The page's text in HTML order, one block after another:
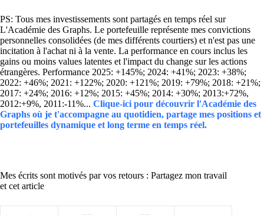
PS: Tous mes investissements sont partagés en temps réel sur
L'Académie des Graphs. Le portefeuille représente mes convictions
personnelles consolidées (de mes différents courtiers) et n'est pas une
incitation à l'achat ni à la vente. La performance en cours inclus les
gains ou moins values latentes et l'impact du change sur les actions
étrangères. Performance 2025: +145%; 2024: +41%; 2023: +38%;
2022: +46%; 2021: +122%; 2020: +121%; 2019: +79%; 2018: +21%;
2017: +24%; 2016: +12%; 2015: +45%; 2014: +30%; 2013:+72%,
2012:+9%, 2011:-11%... Clique-ici pour découvrir l'Académie des
Graphs où je t'accompagne au quotidien, partage mes positions et
portefeuilles dynamique et long terme en temps réel.
Mes écrits sont motivés par vos retours : Partagez mon travail
et cet article